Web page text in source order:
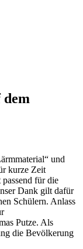
und
kurze Zeit
für die
Dank gilt dafür
Schülern. Anlass
Putze. Als
die Bevölkerung